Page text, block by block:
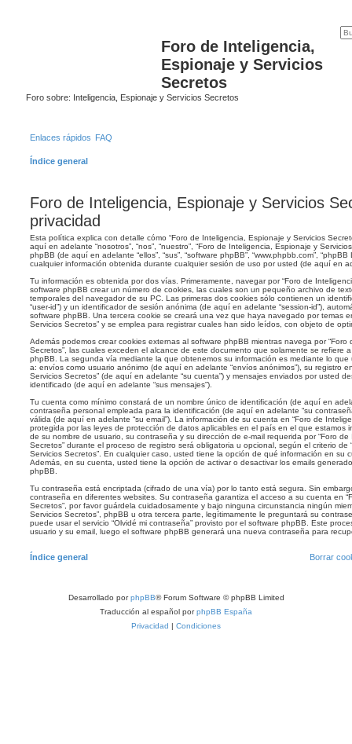
Foro de Inteligencia,
Espionaje y Servicios
Secretos
Foro sobre: Inteligencia, Espionaje y Servicios Secretos
Enlaces rápidos FAQ
Índice general
Foro de Inteligencia, Espionaje y Servicios
privacidad
Esta política explica con detalle cómo “Foro de Inteligencia, Espionaje y Servicios
aquí en adelante “nosotros”, “nos”, “nuestro”, “Foro de Inteligencia, Espionaje y
phpBB (de aquí en adelante “ellos”, “sus”, “software phpBB”, “www.phpbb.com”, “phpBB
cualquier información obtenida durante cualquier sesión de uso por usted (de aquí en
Tu información es obtenida por dos vías. Primeramente, navegar por “Foro de
software phpBB crear un número de cookies, las cuales son un pequeño archivo de
temporales del navegador de su PC. Las primeras dos cookies sólo contienen un
“user-id”) y un identificador de sesión anónima (de aquí en adelante “session-id”),
software phpBB. Una tercera cookie se creará una vez que haya navegado por temas
Servicios Secretos” y se emplea para registrar cuales han sido leídos, con objeto de
Además podemos crear cookies externas al software phpBB mientras navega por
Secretos”, las cuales exceden el alcance de este documento que solamente se refiere
phpBB. La segunda vía mediante la que obtenemos su información es mediante lo
a: envíos como usuario anónimo (de aquí en adelante “envíos anónimos”), su registro
Servicios Secretos” (de aquí en adelante “su cuenta”) y mensajes enviados por usted
identificado (de aquí en adelante “sus mensajes”).
Tu cuenta como mínimo constará de un nombre único de identificación (de aquí en
contraseña personal empleada para la identificación (de aquí en adelante “su
válida (de aquí en adelante “su email”). La información de su cuenta en “Foro de
protegida por las leyes de protección de datos aplicables en el país en el que estamos
de su nombre de usuario, su contraseña y su dirección de e-mail requerida por “Foro
Secretos” durante el proceso de registro será obligatoria u opcional, según el criterio de
Servicios Secretos”. En cualquier caso, usted tiene la opción de qué información en su
Además, en su cuenta, usted tiene la opción de activar o desactivar los emails
phpBB.
Tu contraseña está encriptada (cifrado de una vía) por lo tanto está segura. Sin
contraseña en diferentes websites. Su contraseña garantiza el acceso a su cuenta en
Secretos”, por favor guárdela cuidadosamente y bajo ninguna circunstancia ningún
Servicios Secretos”, phpBB u otra tercera parte, legítimamente le preguntará su
puede usar el servicio “Olvidé mi contraseña” provisto por el software phpBB. Este
usuario y su email, luego el software phpBB generará una nueva contraseña para
Índice general Borrar
Desarrollado porphpBB® Forum Software © phpBB Limited
Traducción al español porphpBB España
Privacidad | Condiciones